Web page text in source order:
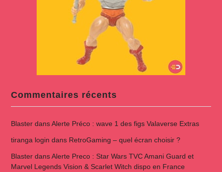
Commentaires récents
BlasterdansAlerte Préco : wave 1 des figs Valaverse Extras
tiranga login dans RetroGaming – quel écran choisir ?
BlasterdansAlerte Preco : Star Wars TVC Amani Guard et
Marvel Legends Vision & Scarlet Witch dispo en France